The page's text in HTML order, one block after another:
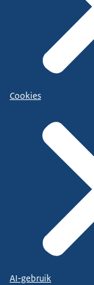
Cookies
AI-gebruik